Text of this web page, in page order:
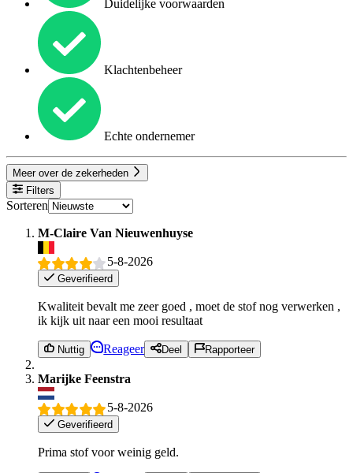
Duidelijke voorwaarden
Klachtenbeheer
Echte ondernemer
Meer over de zekerheden
Filters
Sorteren
M-Claire Van Nieuwenhuyse
5-8-2026
Geverifieerd
Kwaliteit bevalt me zeer goed , moet de stof nog verwerken ,
ik kijk uit naar een mooi resultaat
Nuttig Reageer Deel Rapporteer
Marijke Feenstra
5-8-2026
Geverifieerd
Prima stof voor weinig geld.